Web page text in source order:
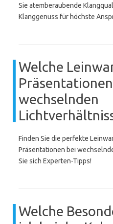
Sie atemberaubende
Klanggenuss für höchste
Welche
wechselnden
Finden Sie die perfekte
Präsentationen bei
Sie sich Experten-Tipps!
Welche